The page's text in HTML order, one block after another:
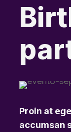
Proin at
accumsan